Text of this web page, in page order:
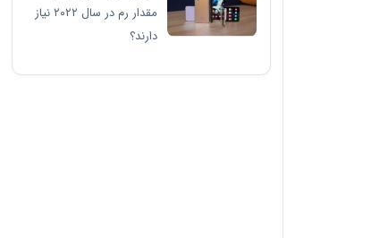
مقدار رم در سال ۲۰۲۲ نیاز
دارند؟